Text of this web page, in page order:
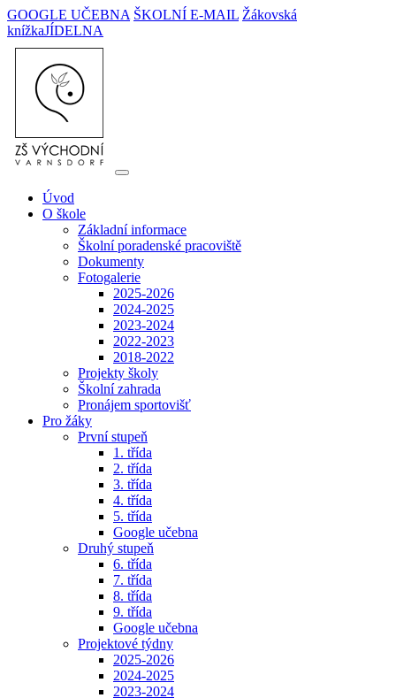
GOOGLE UČEBNA ŠKOLNÍ E-MAIL Žákovská
knížkaJÍDELNA
Úvod
O škole
Základní informace
Školní poradenské pracoviště
Dokumenty
Fotogalerie
2025-2026
2024-2025
2023-2024
2022-2023
2018-2022
Projekty školy
Školní zahrada
Pronájem sportovišť
Pro žáky
První stupeň
1. třída
2. třída
3. třída
4. třída
5. třída
Google učebna
Druhý stupeň
6. třída
7. třída
8. třída
9. třída
Google učebna
Projektové týdny
2025-2026
2024-2025
2023-2024